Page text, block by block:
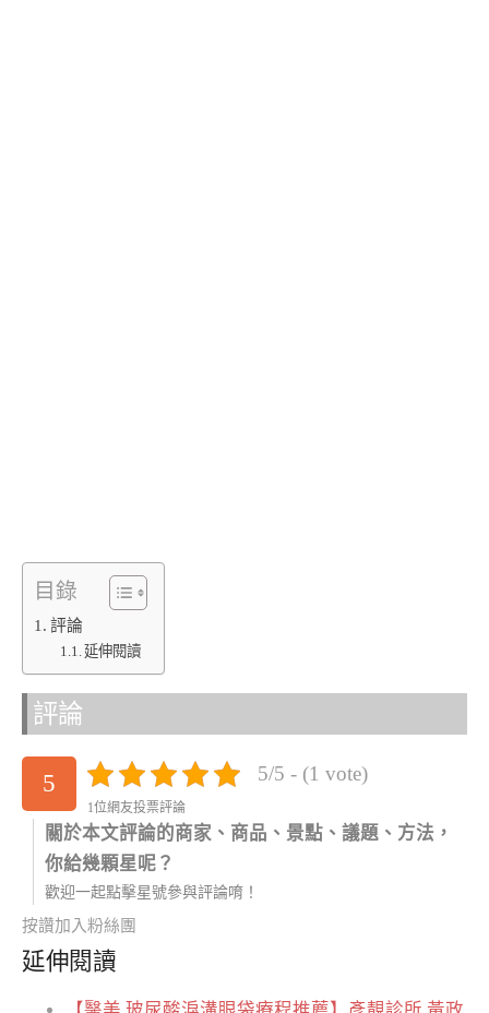
目錄
評論
延伸閱讀
評論
5 5/5 - (1 vote)
1位網友投票評論
關於本文評論的商家、商品、景點、議題、方法，
你給幾顆星呢？
歡迎一起點擊星號參與評論唷！
按讚加入粉絲團
延伸閱讀